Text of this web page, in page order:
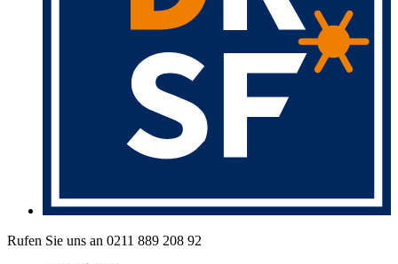
Rufen Sie uns an 0211 889 208 92